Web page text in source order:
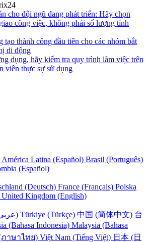
cho đội ngũ đang phát triển: Hãy chọn
công việc, không phải số lượng tính
tạo thành công đầu tiên cho các nhóm bắt
di động
dụng, hãy kiểm tra quy trình làm việc trên
viên thực sự sử dụng
América Latina (Español) Brasil (Português)
(Español)
(Deutsch) France (Français) Polska
United Kingdom (English)
UAE (عربي) Türkiye (Türkçe) 中国 (简体中文) 台
(Bahasa Indonesia) Malaysia (Bahasa
ภาษาไทย) Việt Nam (Tiếng Việt) 日本 (日